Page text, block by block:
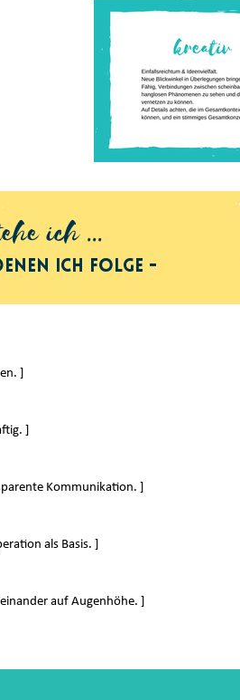
ich ...
ich folge -
]
]
Kommunikation. ]
als Basis. ]
auf Augenhöhe. ]